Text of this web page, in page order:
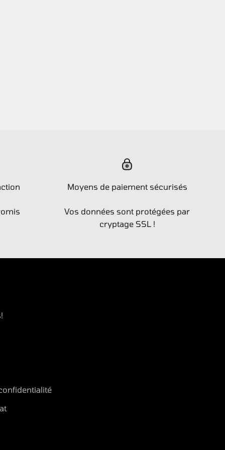
Moyens de paiement sécurisés
Vos données sont protégées par
cryptage SSL !